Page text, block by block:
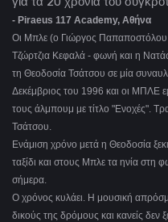
- Piraeus 117 Academy, Αθήνα
Οι Μπλε (ο Γιώργος Παπαποστόλου
Τζώρτζια Κεφαλά - φωνή και η
τη Θεοδοσία Τσάτσου σε μία
Δεκέμβριος του 1996 και οι ΜΠΛΕ
τους άλμπουμ με τίτλο "Ενοχές".
Τσάτσου.
Ενάμιση χρόνο μετά η Θεοδοσία
ταξίδι και στους Μπλε τα ηνία στη
σήμερα.
Ο χρόνος κυλάει. Η μουσική
δικούς της δρόμους και κανείς δεν